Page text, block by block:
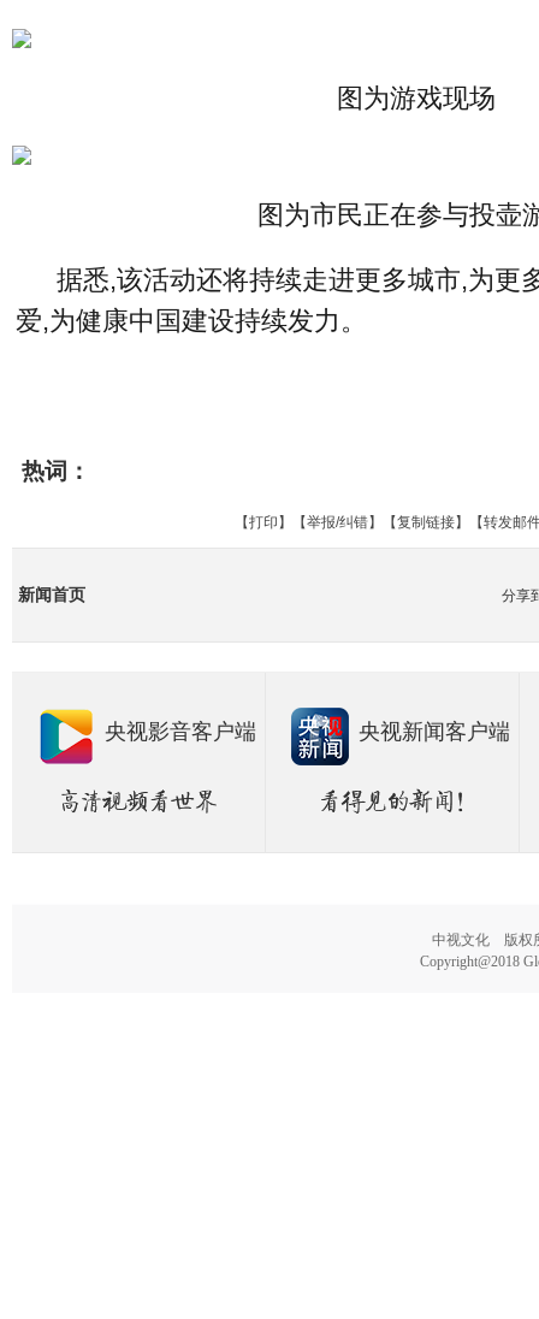
图为游戏现场
图为市民正在参与投壶
据悉,该活动还将持续走进更多城市,为更
爱,为健康中国建设持续发力。
热词：
【打印 】【举报/纠错】【复制链接】【转发邮
新闻首页 分享
央视影音客户端 央视新闻客户端
中视文化 版权
Copyright@2018